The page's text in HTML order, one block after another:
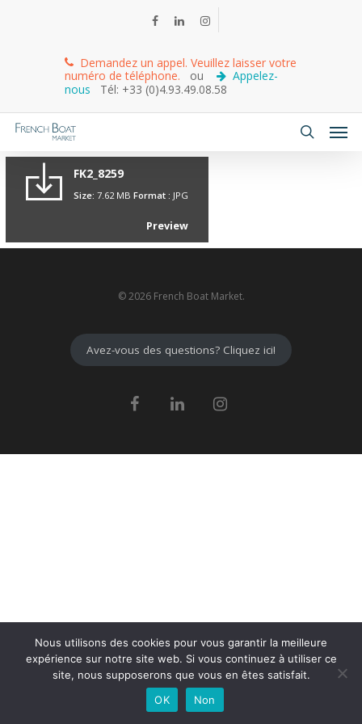
Demandez un appel. Veuillez laisser votre
numéro de téléphone. ou
Appelez-
nous
Tél: +33 (0)4.93.49.08.58
FK2_8259
Size: 7.62 MB Format : JPG
Preview
© 2026 French Boat Market.
Avez-vous des questions? Cliquez ici!
Nous utilisons des cookies pour vous garantir la meilleure
expérience sur notre site web. Si vous continuez à utiliser ce
site, nous supposerons que vous en êtes satisfait.
OK
Non